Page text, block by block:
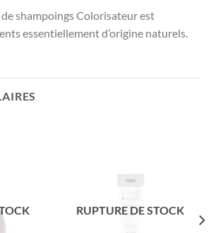
shampoings Colorisateur est
essentiellement d’origine naturels.
RUPTURE DE STOCK